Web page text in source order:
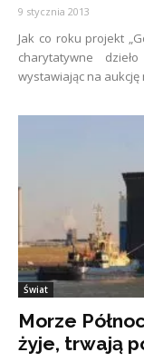
9 stycznia 2013
Jak co roku projekt
charytatywne
wystawiając na aukcję
Świat
Morze
żyje, trwają